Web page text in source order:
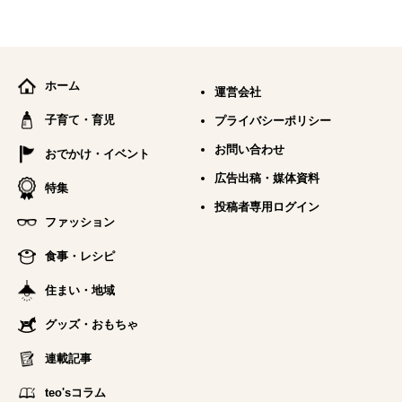
ホーム
子育て・育児
おでかけ・イベント
特集
ファッション
食事・レシピ
住まい・地域
グッズ・おもちゃ
連載記事
teo'sコラム
運営会社
プライバシーポリシー
お問い合わせ
広告出稿・媒体資料
投稿者専用ログイン